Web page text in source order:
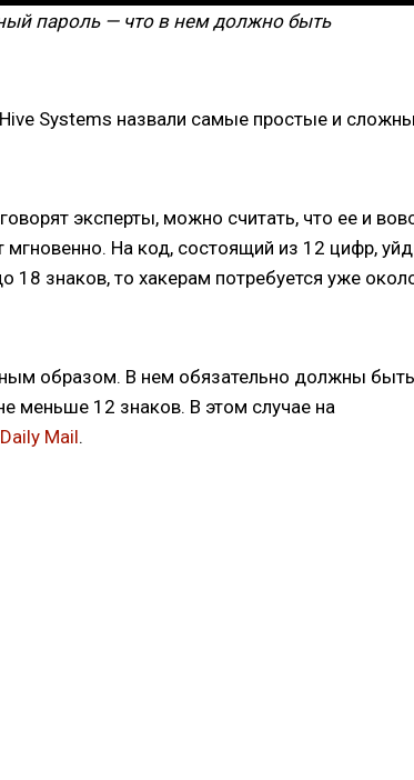
пароль — что в нем должно быть
Systems назвали самые простые и
эксперты, можно считать, что ее и
мгновенно. На код, состоящий из 12 цифр,
18 знаков, то хакерам потребуется уже
образом. В нем обязательно должны быть
меньше 12 знаков. В этом случае на
Daily Mail.